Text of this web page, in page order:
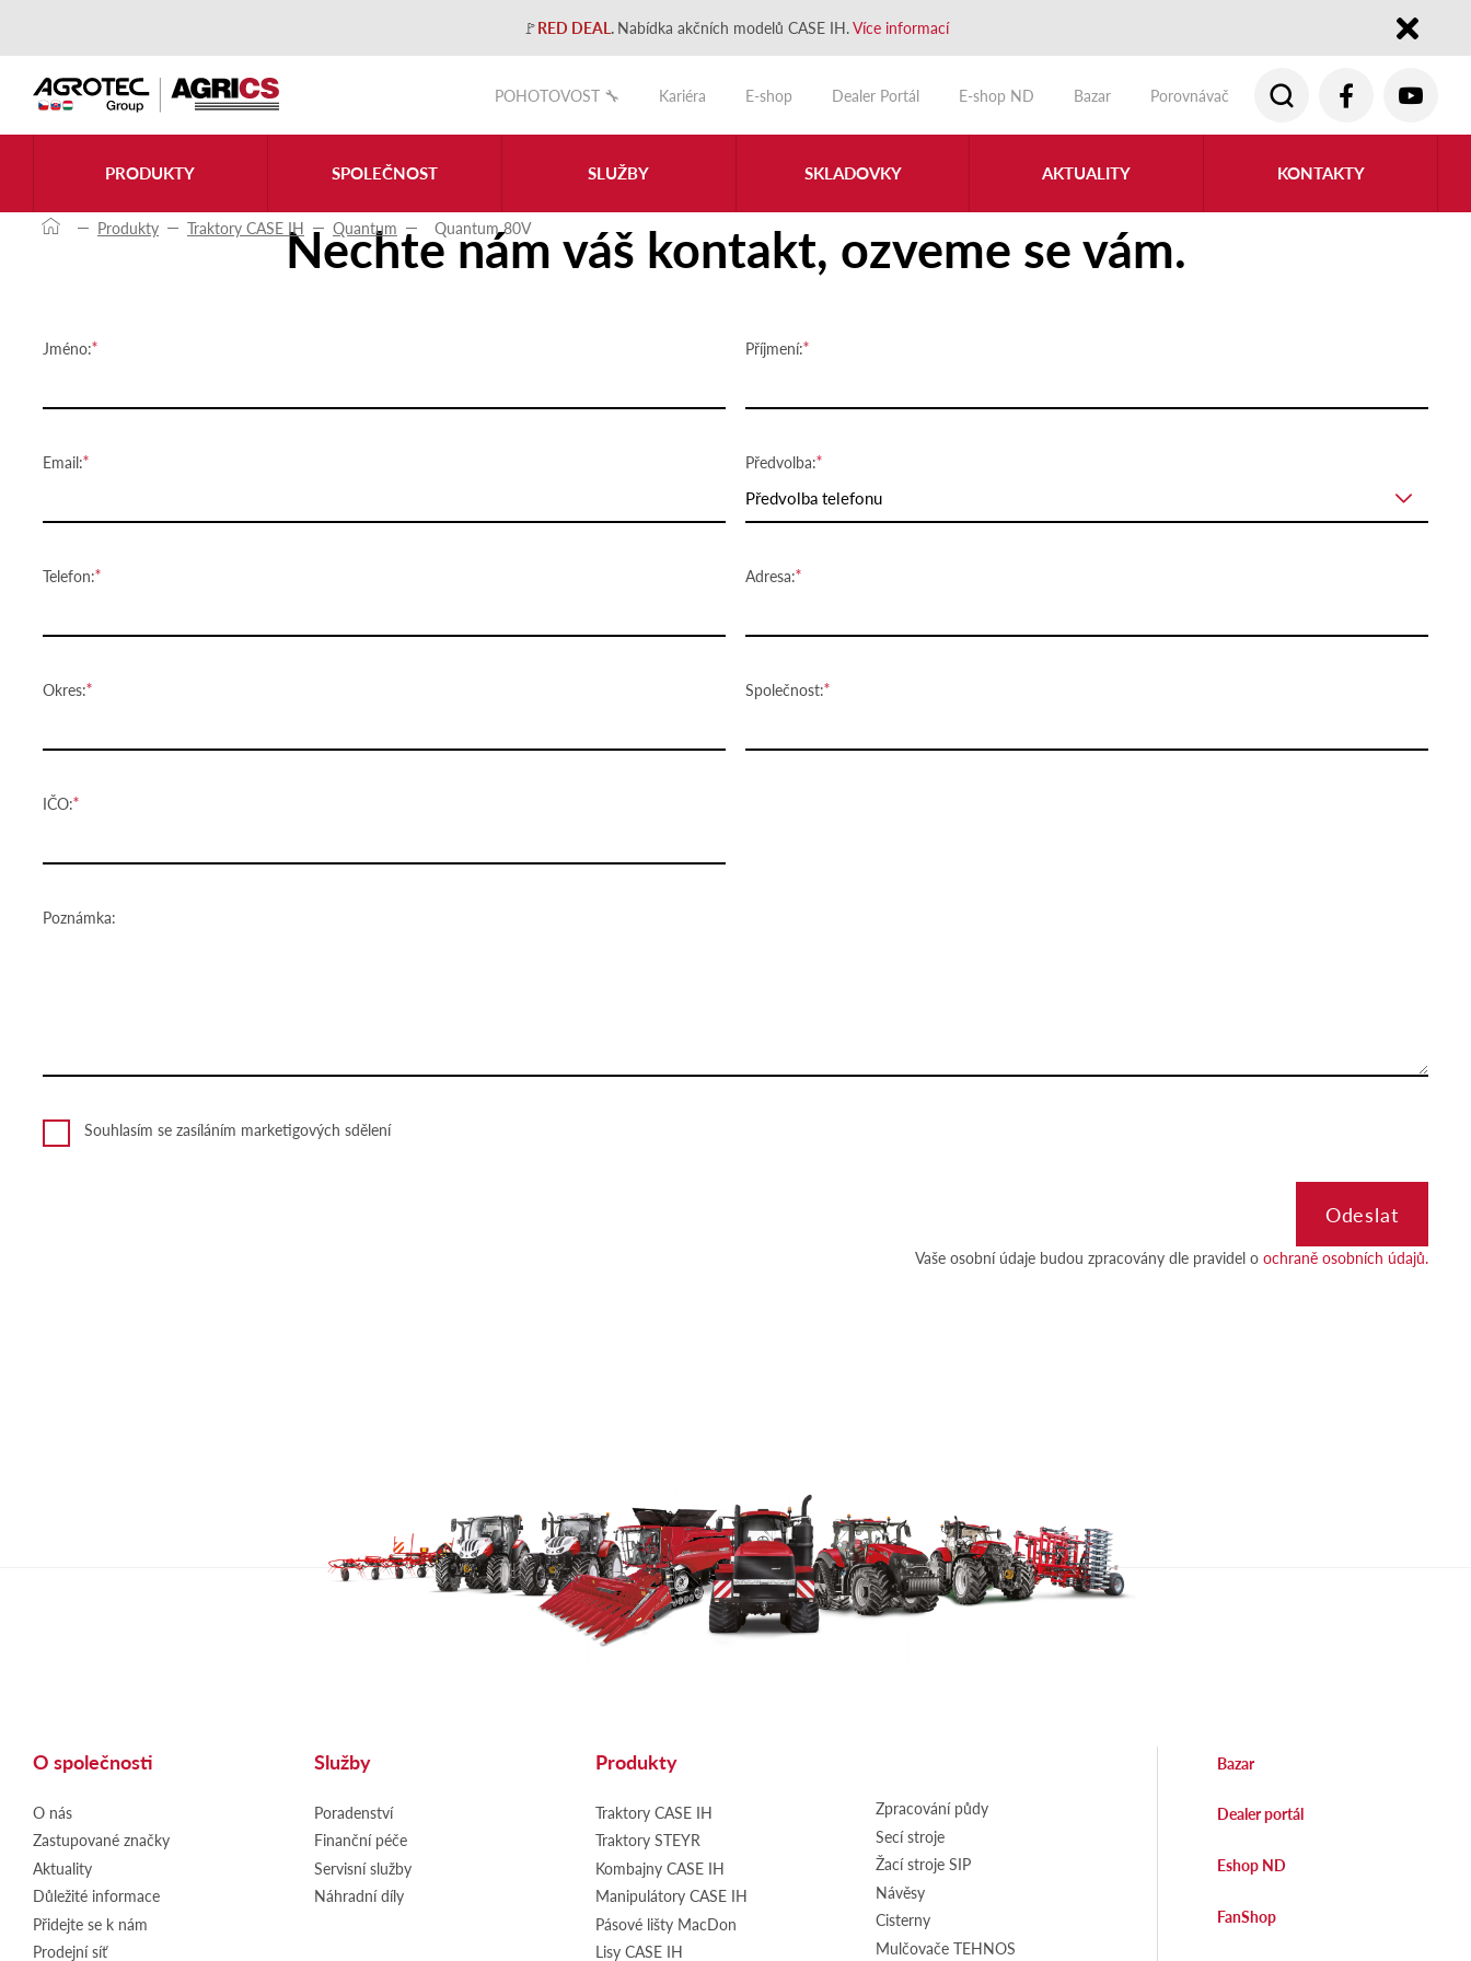
🚩RED DEAL. Nabídka akčních modelů CASE IH.Více informací
POHOTOVOST 🔧
Kariéra E-shop Dealer Portál E-shop ND Bazar Porovnávač
PRODUKTY SPOLEČNOST SLUŽBY SKLADOVKY AKTUALITY KONTAKTY
Produkty Traktory CASE IH Quantum Quantum 80V
Kontaktujte nás
Nechte nám váš kontakt, ozveme se vám.
Jméno: Příjmení:
Email: Předvolba:
Předvolba telefonu
Telefon: Adresa:
Okres: Společnost:
IČO:
Poznámka:
Souhlasím se zasíláním marketigových sdělení
Vaše osobní údaje budou zpracovány dle pravidel o ochraně osobních údajů.
O společnosti
O nás
Zastupované značky
Aktuality
Důležité informace
Přidejte se k nám
Prodejní síť
Služby
Poradenství
Finanční péče
Servisní služby
Náhradní díly
Produkty
Traktory CASE IH
Traktory STEYR
Kombajny CASE IH
Manipulátory CASE IH
Pásové lišty MacDon
Lisy CASE IH
Zpracování půdy
Secí stroje
Žací stroje SIP
Návěsy
Cisterny
Mulčovače TEHNOS
Bazar
Dealer portál
Eshop ND
FanShop